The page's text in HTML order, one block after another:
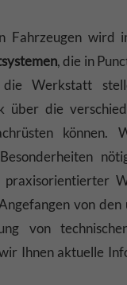
Fahrzeugen wird
, die in
die Werkstatt
über die
können.
praxisorientierter
von
von
Ihnen aktuelle